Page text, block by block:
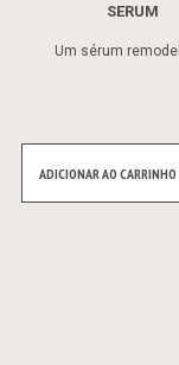
SERUM
Um sérum
ADICIONAR AO